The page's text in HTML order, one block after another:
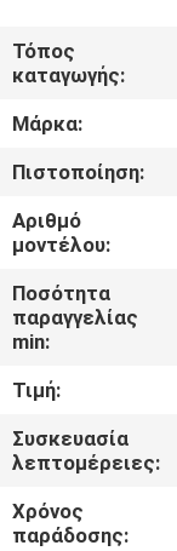
ΕΜΕΊΣ
ΓΎΡΟΣ
ΠΟΙΟΤΙΚΌΣ
ΈΛΕΓΧΟΣ
ΕΛΆΤΕ
ΣΕ
ΕΠΑΦΉ
ΜΕ
Τόπος
καταγωγής:
Μάρκα:
Πιστοποίηση:
Αριθμό
μοντέλου:
Ποσότητα
παραγγελίας
min:
Τιμή:
Συσκευασία
λεπτομέρειες:
Χρόνος
παράδοσης: